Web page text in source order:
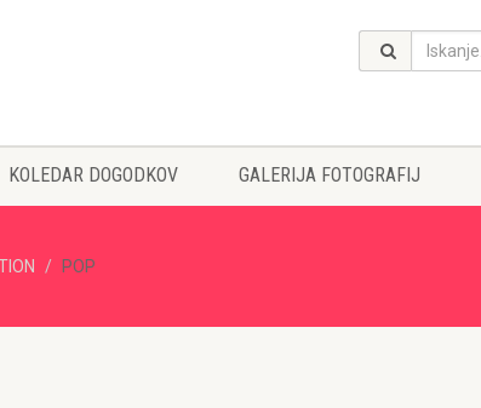
KOLEDAR DOGODKOV GALERIJA FOTOGRAFIJ
POP